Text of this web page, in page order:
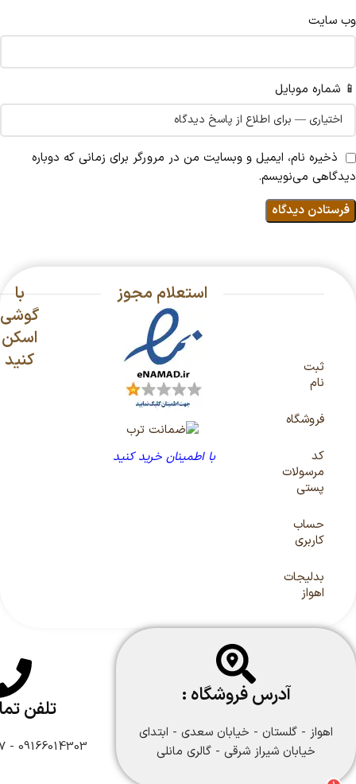
وب‌ سایت
📱 شماره موبایل
ذخیره نام، ایمیل و وبسایت من در مرورگر برای زمانی که دوباره
دیدگاهی می‌نویسم.
ثبت
نام
فروشگاه
کد
مرسولات
پستی
حساب
کاربری
بدلیجات
اهواز
استعلام مجوز
با اطمینان خرید کنید
با
گوشی
اسکن
کنید
آدرس فروشگاه :
اهواز - گلستان - خیابان سعدی - ابتدای
خیابان شیراز شرقی - گالری مانلی
تلفن
09166014303 - 09166108747